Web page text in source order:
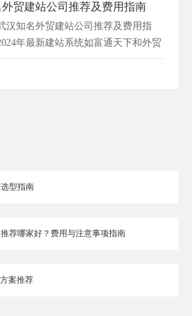
贸建站公司推荐及费用指南
汉知名外贸建站公司推荐及费用指
年最新建站系统如富通天下和外贸
佛山......
型指南
荐哪家好？费用与注意事项指南
案推荐